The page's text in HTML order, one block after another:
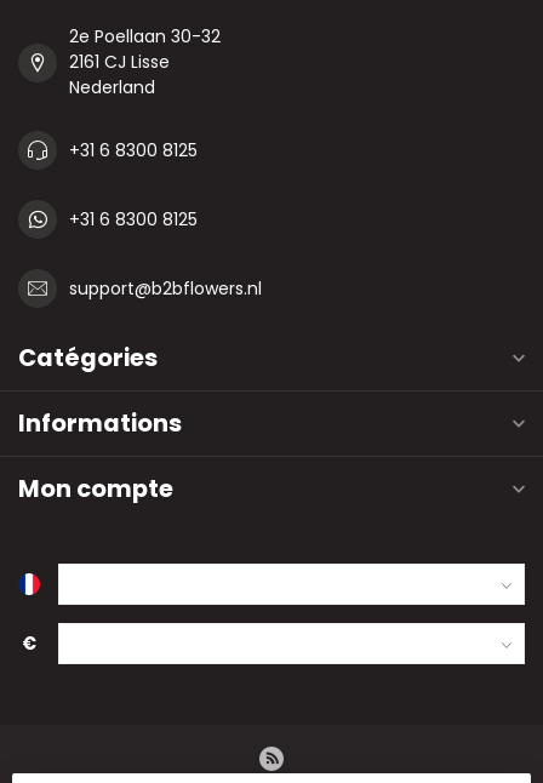
2e Poellaan 30-32
2161 CJ Lisse
Nederland
+31 6 8300 8125
+31 6 8300 8125
support@b2bflowers.nl
Catégories
Informations
Mon compte
€